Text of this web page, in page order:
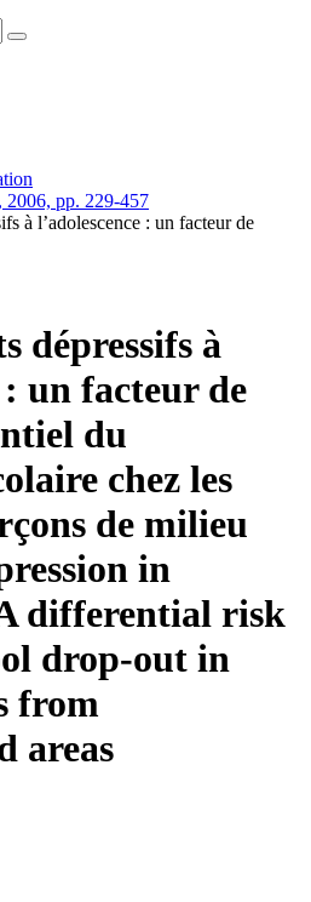
2006, pp. 229-457
à l’adolescence : un facteur de
dépressifs à
: un facteur de
du
chez les
de milieu
in
differential risk
drop-out in
from
areas